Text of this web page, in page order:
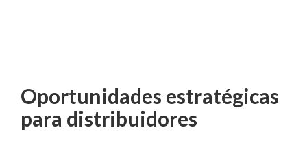
Oportunidades estratégicas
para distribuidores